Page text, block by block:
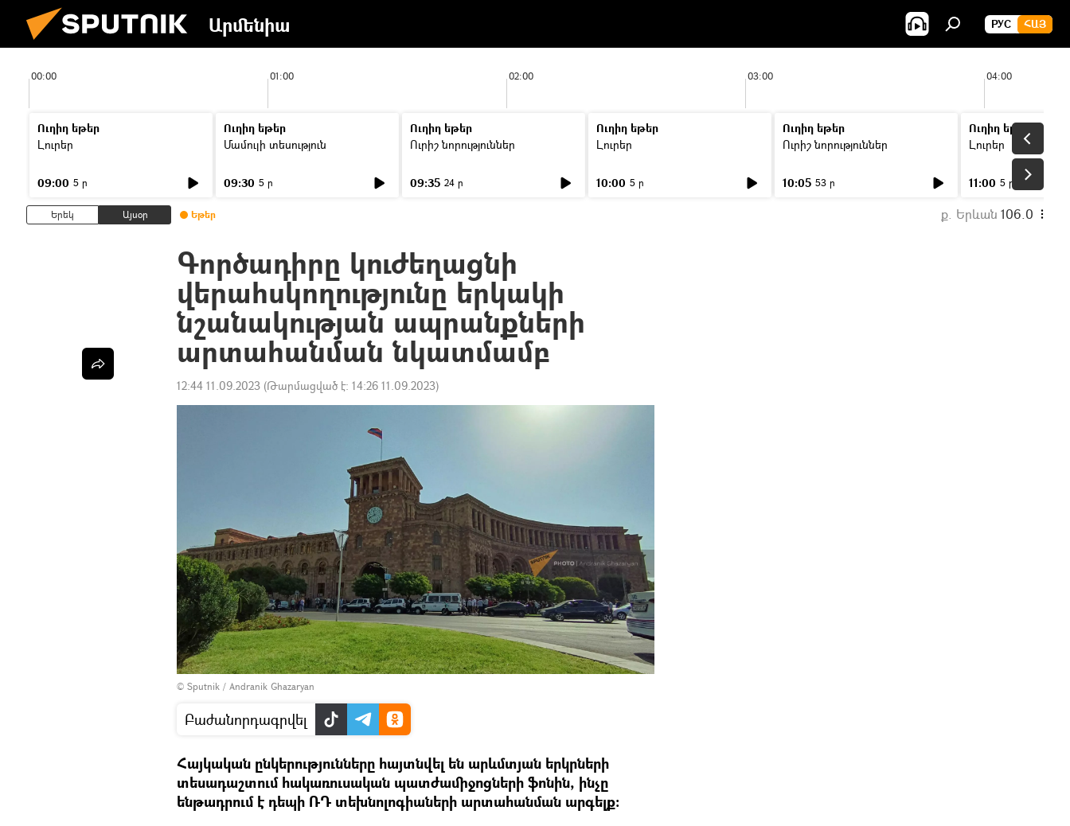
Արմենիա РУС ՀԱՅ
00:00 01:00 02:00 03:00 04:00
Ուղիղ եթեր
Լուրեր
09:00 5 ր
Ուղիղ եթեր
Մամուլի տեսություն
09:30 5 ր
Ուղիղ եթեր
Ուրիշ նորություններ
09:35 24 ր
Ուղիղ եթեր
Լուրեր
10:00 5 ր
Ուղիղ եթեր
Ուրիշ նորություններ
10:05 53 ր
Ուղիղ եթեր
Լուրեր
11:00 5 ր
Երեկ Այսօր Եթեր ք. Երևան 106.0
Գործադիրը կուժեղացնի
վերահսկողությունը երկակի
նշանակության ապրանքների
արտահանման նկատմամբ
12:44 11.09.2023 (Թարմացված է: 14:26 11.09.2023)
© Sputnik / Andranik Ghazaryan
Բաժանորդագրվել
Հայկական ընկերությունները հայտնվել են արևմտյան երկրների
տեսադաշտում հակառուսական պատժամիջոցների ֆոնին, ինչը
ենթադրում է դեպի ՌԴ տեխնոլոգիաների արտահանման արգելք։